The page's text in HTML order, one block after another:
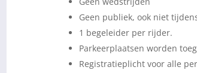
Geen publiek, ook niet
1 begeleider per rijder.
Parkeerplaatsen worden
Registratieplicht voor alle